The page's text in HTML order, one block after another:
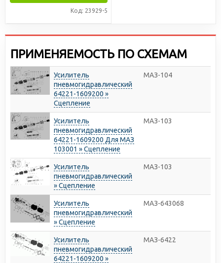
Код: 23929-5
ПРИМЕНЯЕМОСТЬ ПО СХЕМАМ
Усилитель
пневмогидравлический
64221-1609200 »
Сцепление
МАЗ-104
Усилитель
пневмогидравлический
64221-1609200 Для МАЗ
103001 » Сцепление
МАЗ-103
Усилитель
пневмогидравлический
» Сцепление
МАЗ-103
Усилитель
пневмогидравлический
» Сцепление
МАЗ-643068
Усилитель
пневмогидравлический
64221-1609200 »
МАЗ-6422